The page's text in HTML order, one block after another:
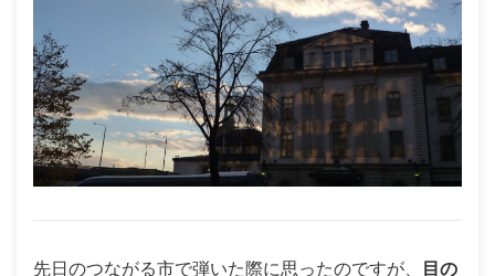
先日のつながる市で弾いた際に思ったのですが、
目の